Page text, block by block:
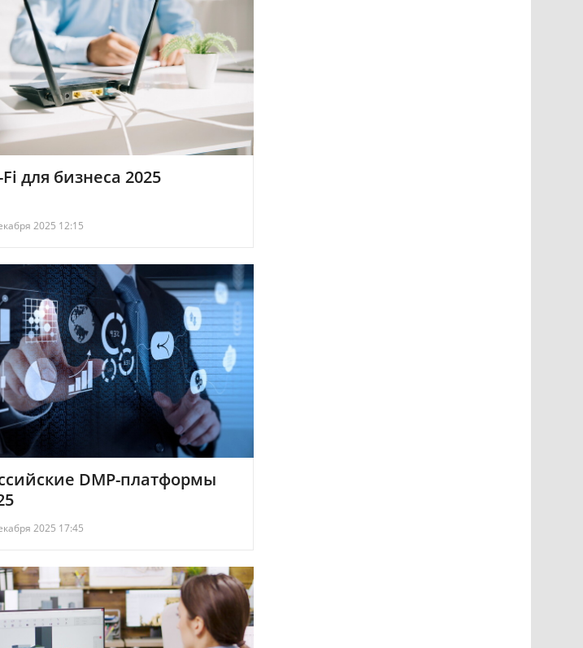
для бизнеса 2025
2025 12:15
DMP-платформы
2025 17:45